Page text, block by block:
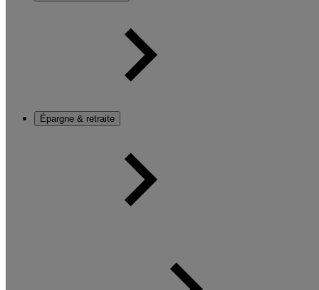
Épargne & retraite